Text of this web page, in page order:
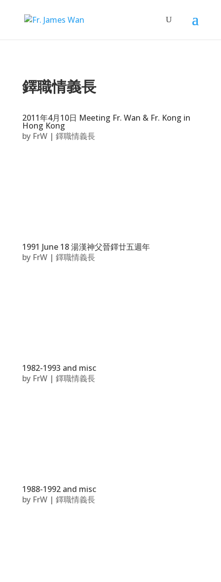
鐸職情義長
2011年4月10日 Meeting Fr. Wan & Fr. Kong in
Hong Kong
by FrW| 鐸職情義長
1991 June 18 湯漢神父晉鐸廿五週年
by FrW| 鐸職情義長
1982-1993 and misc
by FrW| 鐸職情義長
1988-1992 and misc
by FrW| 鐸職情義長